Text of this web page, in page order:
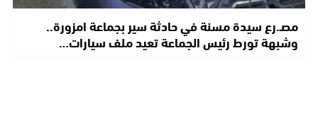
مصـ.رع سيدة مسنة في حادثة سير بجماعة امزورة..
وشبهة تورط رئيس الجماعة تعيد ملف سيارات…